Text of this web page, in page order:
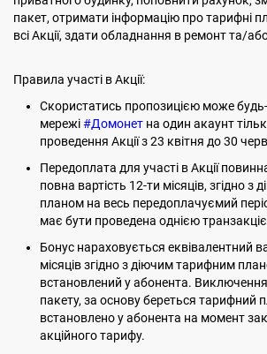
пакет, отримати інформацію про тарифні
всі Акції, здати обладнання в ремонт та/
Правила участі в Акції:
Скористатись пропозицією може
мережі#Домонет на один акаунт
проведення Акції з 23 квітня до 30
Передоплата для участі в Акції
повна вартість 12-ти місяців, згідно
планом на весь передоплачуємий
має бути проведена однією
Бонус нараховується еквівалентний
місяців згідно з діючим тарифним
встановлений у абонента. Виключення:
пакету, за основу береться тарифний
встановлено у абонента на момент
акційного тарифу.